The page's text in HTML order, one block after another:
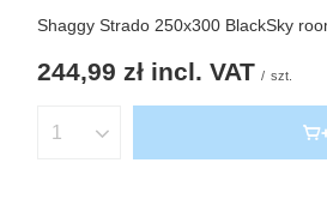
Shaggy Strado 250x300 BlackSky
244,99 zł incl. VAT / szt.